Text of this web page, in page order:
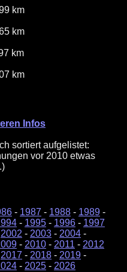
km
km
km
km
Infos
sortiert aufgelistet:
vor 2010 etwas
- 1987 - 1988 - 1989 -
- 1995 - 1996 - 1997
2002 - 2003 - 2004 -
- 2010 - 2011 - 2012
2017 - 2018 - 2019 -
- 2025 - 2026